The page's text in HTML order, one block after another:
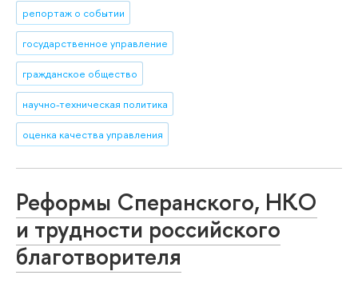
репортаж о событии
государственное управление
гражданское общество
научно-техническая политика
оценка качества управления
Реформы Сперанского, НКО
и трудности российского
благотворителя